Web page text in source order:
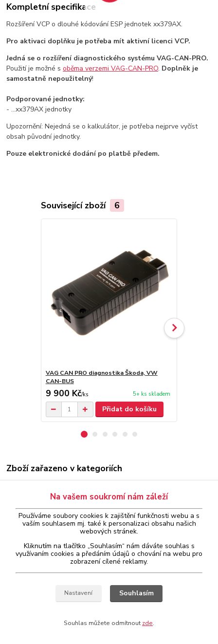
Kompletní specifikace
Rozšíření VCP o dlouhé kódování ESP jednotek xx379AX.
Pro aktivaci doplňku je potřeba mít aktivní licenci VCP.
Jedná se o rozšíření diagnostického systému VAG-CAN-PRO.
Použití je možné soběma verzemi VAG-CAN-PRO. Doplněk je
samostatně nepoužitelný!
Podporované jednotky:
- ...xx379AX jednotky
Upozornění: Nejedná se o kalkulátor, je potřeba nejprve vyčíst
obsah původní jednotky.
Pouze elektronické dodání po platbě předem.
Související zboží 6
VAG CAN PRO diagnostika Škoda, VW
CAN-BUS
9 900 Kč/ks 5+ ks skladem
Přidat do košíku
Zboží zařazeno v kategoriích
Diagnostika ostatních značek
Počítačová
Seat
Na vašem soukromí nám záleží
Používáme soubory cookies k zajištění funkčnosti webu a s
vaším souhlasem mj. také k personalizaci obsahu našich
webových stránek.
Kliknutím na tlačítko „Souhlasím“ nám dáváte souhlas s
využívaním cookies a předáním údajů o chování na webu pro
zobrazení cílené reklamy.
Nastavení Souhlasím
Souhlas můžete odmítnout zde.